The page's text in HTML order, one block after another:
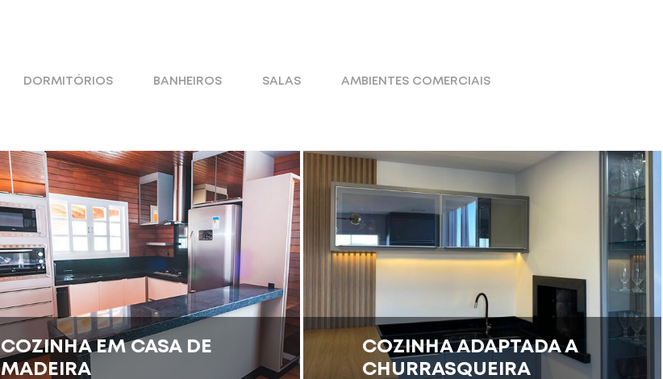
DORMITÓRIOS BANHEIROS SALAS AMBIENTES COMERCIAIS
COZINHA EM CASA DE
MADEIRA
COZINHA ADAPTADA A
CHURRASQUEIRA